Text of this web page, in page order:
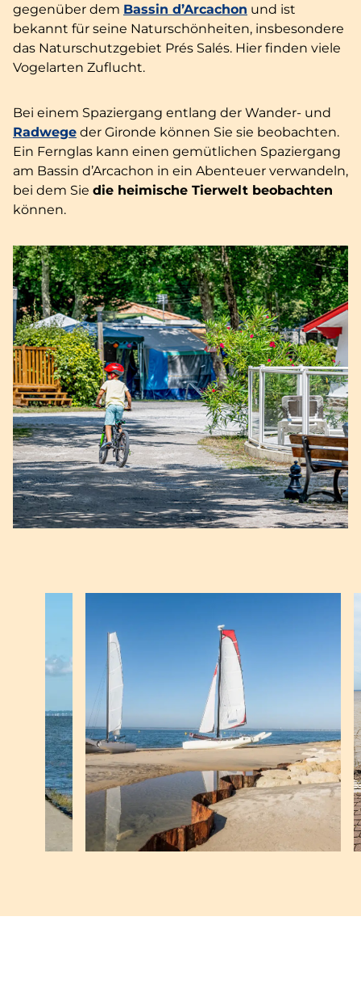
gegenüber dem Bassin d’Arcachon und ist
bekannt für seine Naturschönheiten, insbesondere
das Naturschutzgebiet Prés Salés. Hier finden viele
Vogelarten Zuflucht.
Bei einem Spaziergang entlang der Wander- und
Radwege der Gironde können Sie sie beobachten.
Ein Fernglas kann einen gemütlichen Spaziergang
am Bassin d’Arcachon in ein Abenteuer verwandeln,
bei dem Sie die heimische Tierwelt beobachten
können.